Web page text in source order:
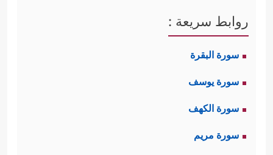
روابط سريعة :
سورة البقرة
سورة يوسف
سورة الكهف
سورة مريم